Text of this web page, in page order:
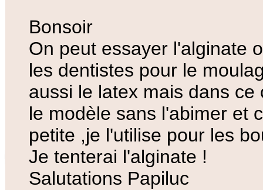
Bonsoir
On peut essayer l'alginate
les dentistes pour le
aussi le latex mais dans
le modèle sans l'abimer et
petite ,je l'utilise pour les
Je tenterai l'alginate !
Salutations Papiluc